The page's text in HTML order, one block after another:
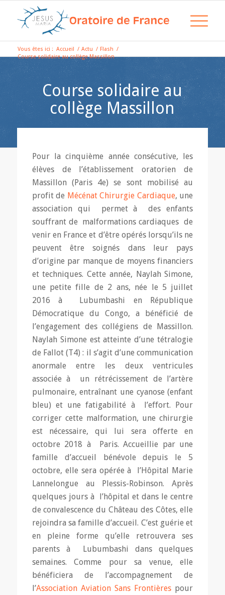
Vous êtes ici : Accueil / Actu / Flash /
Course solidaire au collège Massillon
Course solidaire au
collège Massillon
Pour la cinquième année consécutive, les
élèves de l’établissement oratorien de
Massillon (Paris 4e) se sont mobilisé au
profit de Mécénat Chirurgie Cardiaque, une
association qui permet à des enfants
souffrant de malformations cardiaques de
venir en France et d’être opérés lorsqu’ils ne
peuvent être soignés dans leur pays
d’origine par manque de moyens financiers
et techniques. Cette année, Naylah Simone,
une petite fille de 2 ans, née le 5 juillet
2016 à Lubumbashi en République
Démocratique du Congo, a bénéficié de
l’engagement des collégiens de Massillon.
Naylah Simone est atteinte d’une tétralogie
de Fallot (T4) : il s’agit d’une communication
anormale entre les deux ventricules
associée à un rétrécissement de l’artère
pulmonaire, entraînant une cyanose (enfant
bleu) et une fatigabilité à l’effort. Pour
corriger cette malformation, une chirurgie
est nécessaire, qui lui sera offerte en
octobre 2018 à Paris. Accueillie par une
famille d’accueil bénévole depuis le 5
octobre, elle sera opérée à l’Hôpital Marie
Lannelongue au Plessis-Robinson. Après
quelques jours à l’hôpital et dans le centre
de convalescence du Château des Côtes, elle
rejoindra sa famille d’accueil. C’est guérie et
en pleine forme qu’elle retrouvera ses
parents à Lubumbashi dans quelques
semaines. Comme pour sa venue, elle
bénéficiera de l’accompagnement de
l’Association Aviation Sans Frontières pour